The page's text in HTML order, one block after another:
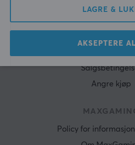
Angre kjøp
Policy for
LAGRE &
AKSEPTERE